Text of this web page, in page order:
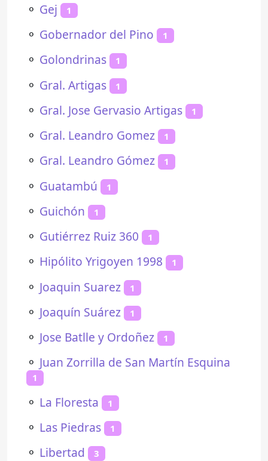
⚬ Gej 1
⚬ Gobernador del Pino 1
⚬ Golondrinas 1
⚬ Gral. Artigas 1
⚬ Gral. Jose Gervasio Artigas 1
⚬ Gral. Leandro Gomez 1
⚬ Gral. Leandro Gómez 1
⚬ Guatambú 1
⚬ Guichón 1
⚬ Gutiérrez Ruiz 360 1
⚬ Hipólito Yrigoyen 1998 1
⚬ Joaquin Suarez 1
⚬ Joaquín Suárez 1
⚬ Jose Batlle y Ordoñez 1
⚬ Juan Zorrilla de San Martín Esquina
1
⚬ La Floresta 1
⚬ Las Piedras 1
⚬ Libertad 3